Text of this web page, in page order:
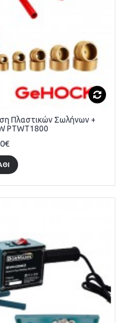
Πλαστικών Σωλήνων +
PTWT1800